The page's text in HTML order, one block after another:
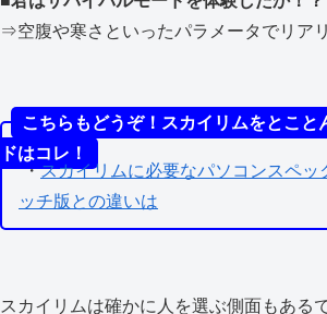
⇒空腹や寒さといったパラメータでリア
こちらもどうぞ！スカイリムをとこと
ドはコレ！
・スカイリムに必要なパソコンスペッ
ッチ版との違いは
スカイリムは確かに人を選ぶ側面もある